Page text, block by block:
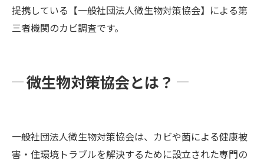
提携している【一般社団法人微生物対策協会】による第
三者機関のカビ調査です。
微生物対策協会とは？
一般社団法人微生物対策協会は、カビや菌による健康被
害・住環境トラブルを解決するために設立された専門の